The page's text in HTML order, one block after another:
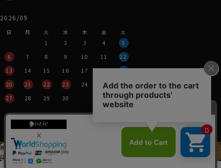
裄丈加工＆イニシャル刺繍
は
先にお選びください
この商品を
カートに入れる
2026/09
日 月 火 水 木 金
土
1
2 3 4
5
6
7 8 9 10 11
12
13
14 15 16 17 18
19
20
21 22 23 24 25
26
27
28 29 30
営業時間：平日11時～17時
定休日：土・日・祝
その都度表示させていただきます。